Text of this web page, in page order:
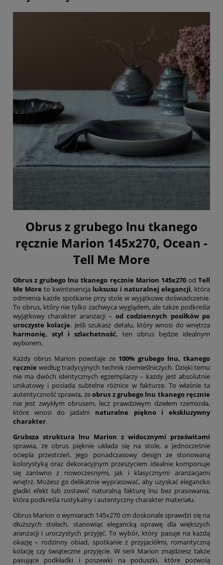
Obrus z grubego lnu tkanego
ręcznie Marion 145x270, Ocean -
Tell Me More
Obrus z grubego lnu tkanego ręcznie Marion 145x270odTell
Me More to kwintesencja luksusu i naturalnej elegancji, która
odmienia każde spotkanie przy stole w wyjątkowe doświadczenie.
To obrus, który nie tylko zachwyca wyglądem, ale także podkreśla
wyjątkowy charakter aranżacji – od codziennych posiłków po
uroczyste kolacje. Jeśli szukasz detalu, który wnosi do wnętrza
harmonię, styl i szlachetność, ten obrus będzie idealnym
wyborem.
Każdy obrus Marion powstaje ze 100% grubego lnu, tkanego
ręcznie według tradycyjnych technik rzemieślniczych. Dzięki temu
nie ma dwóch identycznych egzemplarzy – każdy jest absolutnie
unikatowy i posiada subtelne różnice w fakturze. To właśnie ta
autentyczność sprawia, żeobrus z grubego lnu tkanego ręcznie
nie jest zwykłym obrusem, lecz prawdziwym dziełem rzemiosła,
które wnosi do jadalni naturalne piękno i ekskluzywny
charakter.
Grubsza struktura lnu Marion z widocznymi prześwitami
sprawia, że obrus pięknie układa się na stole, a jednocześnie
ociepla przestrzeń. Jego ponadczasowy design ze stonowaną
kolorystyką oraz dekoracyjnym przeszyciem idealnie komponuje
się zarówno z nowoczesnymi, jak i klasycznymi aranżacjami
wnętrz. Możesz go delikatnie wyprasować, aby uzyskać elegancko
gładki efekt lub zostawić naturalną fakturę lnu bez prasowania,
która podkreśla rustykalny i autentyczny charakter materiału.
Obrus Marion o wymiarach 145x270 cm doskonale sprawdzi się na
dłuższych stołach, stanowiąc elegancką oprawę dla większych
aranżacji i uroczystych przyjęć. To wybór, który pasuje na każdą
okazję – rodzinny obiad, spotkanie z przyjaciółmi, romantyczną
kolację czy świąteczne przyjęcie. W serii Marion znajdziesz także
pasujące podkładki i poszewki na poduszki, które pozwolą